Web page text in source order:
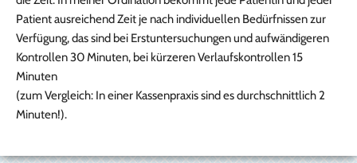
Patient ausreichend Zeit je nach individuellen Bedürfnissen zur
Verfügung, das sind bei Erstuntersuchungen und aufwändigeren
Kontrollen 30 Minuten, bei kürzeren Verlaufskontrollen 15
Minuten
(zum Vergleich: In einer Kassenpraxis sind es durchschnittlich 2
Minuten!).